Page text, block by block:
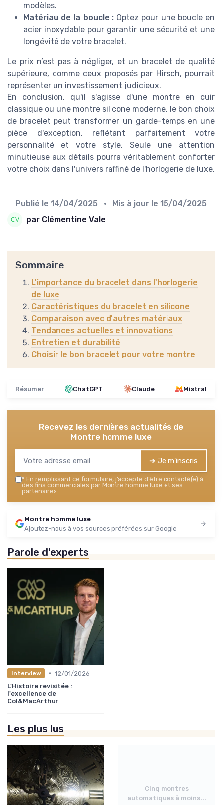
modèles.
Matériau de la boucle :Optez pour une boucle en
acier inoxydable pour garantir une sécurité et une
longévité de votre bracelet.
Le prix n’est pas à négliger, et un bracelet de qualité
supérieure, comme ceux proposés par Hirsch, pourrait
représenter un investissement judicieux.
En conclusion, qu'il s'agisse d'une montre en cuir
classique ou une montre silicone moderne, le bon choix
de bracelet peut transformer un garde-temps en une
pièce d'exception, reflétant parfaitement votre
personnalité et votre style. Seule une attention
minutieuse aux détails pourra véritablement conforter
votre choix dans l'univers raffiné de l'horlogerie de luxe.
Publié le 14/04/2025 • Mis à jour le 15/04/2025
par Clémentine Vale
Sommaire
L'importance du bracelet dans l'horlogerie
de luxe
Caractéristiques du bracelet en silicone
Comparaison avec d'autres matériaux
Tendances actuelles et innovations
Entretien et durabilité
Choisir le bon bracelet pour votre montre
Résumer ChatGPT Claude Mistral
Recevez les dernières actualités de
Montre homme luxe
➔ Je m'inscris
* En remplissant ce formulaire, j’accepte d’être contacté(e) à
des fins commerciales par Montre homme luxe et ses
partenaires.
Montre homme luxe
Ajoutez-nous à vos sources préférées sur Google
Parole d'experts
Interview • 12/01/2026
L'Histoire revisitée :
l'excellence de
Col&MacArthur
Les plus lus
Cinq montres
automatiques à moins...